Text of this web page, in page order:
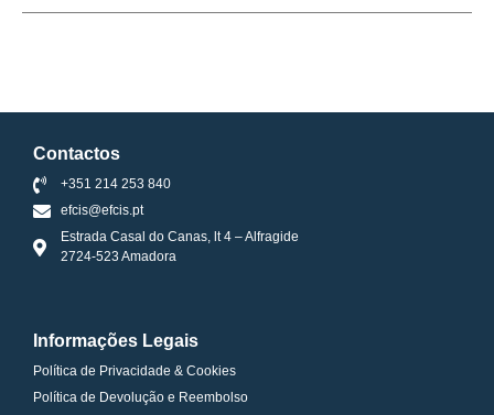
Contactos
+351 214 253 840
efcis@efcis.pt
Estrada Casal do Canas, lt 4 – Alfragide
2724-523 Amadora
Informações Legais
Política de Privacidade & Cookies
Política de Devolução e Reembolso